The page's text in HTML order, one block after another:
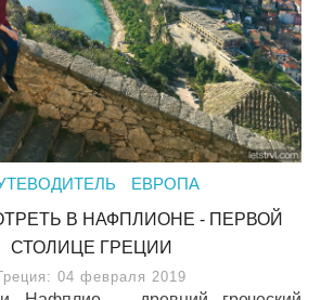
ЕВРОПА
В НАФПЛИОНЕ - ПЕРВОЙ
СТОЛИЦЕ ГРЕЦИИ
04 февраля 2019